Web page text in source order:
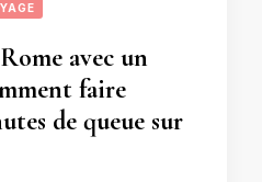
avec un
faire
de queue sur